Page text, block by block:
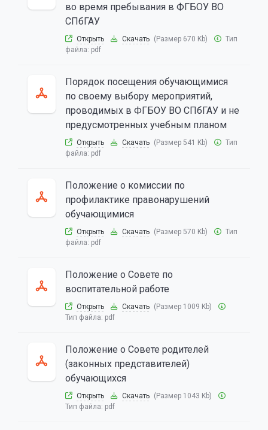
во время пребывания в ФГБОУ ВО
СПбГАУ
Открыть Скачать (Размер 670 Kb)
Тип
файла: pdf
Порядок посещения обучающимися
по своему выбору мероприятий,
проводимых в ФГБОУ ВО СПбГАУ и не
предусмотренных учебным планом
Открыть Скачать (Размер 541 Kb)
Тип
файла: pdf
Положение о комиссии по
профилактике правонарушений
обучающимися
Открыть Скачать (Размер 570 Kb)
Тип
файла: pdf
Положение о Совете по
воспитательной работе
Открыть Скачать (Размер 1009 Kb)
Тип файла: pdf
Положение о Совете родителей
(законных представителей)
обучающихся
Открыть Скачать (Размер 1043 Kb)
Тип файла: pdf